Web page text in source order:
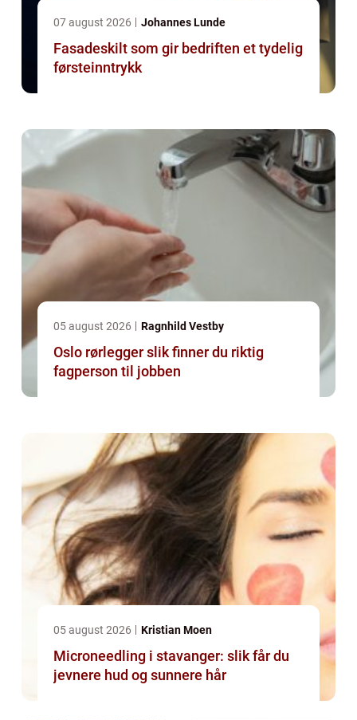
07 august 2026 Johannes Lunde
Fasadeskilt som gir bedriften et tydelig
førsteinntrykk
05 august 2026 Ragnhild Vestby
Oslo rørlegger slik finner du riktig
fagperson til jobben
05 august 2026 Kristian Moen
Microneedling i stavanger: slik får du
jevnere hud og sunnere hår